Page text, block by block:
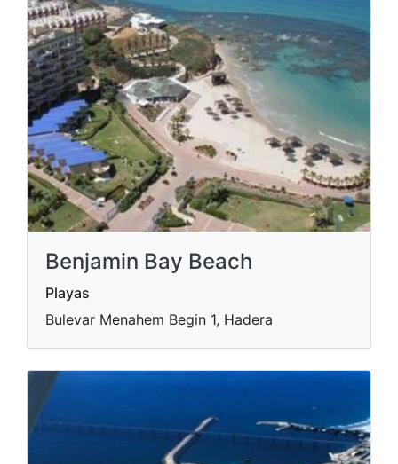
Benjamin Bay Beach
Playas
Bulevar Menahem Begin 1, Hadera